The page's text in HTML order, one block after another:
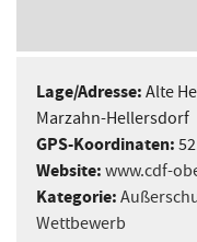
Lage/Adresse: Alte
Marzahn-Hellersdorf
GPS-Koordinaten:
Website: www.cdf-
Kategorie:
Wettbewerb